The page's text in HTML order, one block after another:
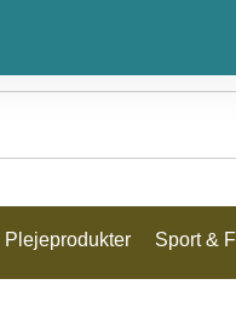
Plejeprodukter Sport &